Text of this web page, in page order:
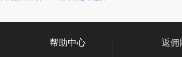
帮助中心 返佣